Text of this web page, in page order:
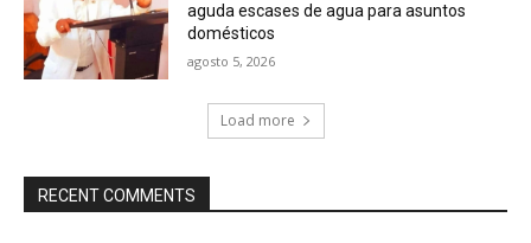
aguda escases de agua para asuntos
domésticos
agosto 5, 2026
Load more
RECENT COMMENTS